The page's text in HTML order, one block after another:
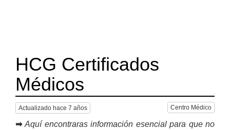
HCG Certificados
Médicos
Actualizado hace 7 años Centro Médico
➡ Aquí encontraras información esencial para que no